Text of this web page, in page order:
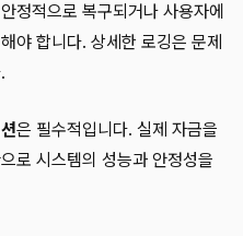
정적으로 복구되거나 사용자에
야 합니다. 상세한 로깅은 문제
은 필수적입니다. 실제 자금을
로 시스템의 성능과 안정성을